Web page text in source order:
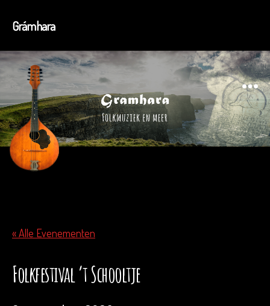
Grámhara
Menu
« Alle Evenementen
Folkfestival ’t Schooltje